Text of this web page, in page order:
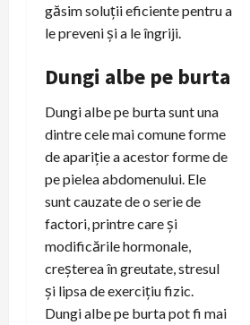
găsim soluții eficiente pentru a
le preveni și a le îngriji.
Dungi albe pe burta
Dungi albe pe burta sunt una
dintre cele mai comune forme
de apariție a acestor forme de
pe pielea abdomenului. Ele
sunt cauzate de o serie de
factori, printre care și
modificările hormonale,
creșterea în greutate, stresul
și lipsa de exercițiu fizic.
Dungi albe pe burta pot fi mai